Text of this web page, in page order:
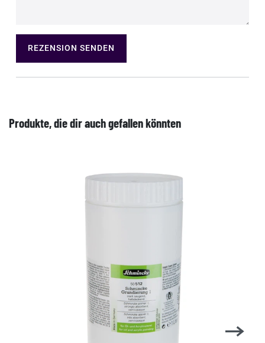
REZENSION SENDEN
Produkte, die dir auch gefallen könnten